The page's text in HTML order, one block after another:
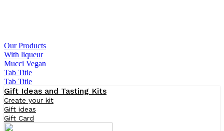
Our Products
With liqueur
Mucci Vegan
Tab Title
Tab Title
Gift Ideas and Tasting Kits
Create your kit
Gift ideas
Gift Card